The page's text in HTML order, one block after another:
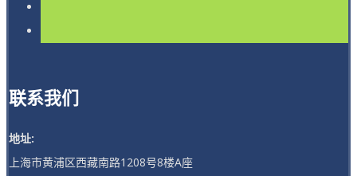
联系我们
地址:
上海市黄浦区西藏南路1208号8楼A座